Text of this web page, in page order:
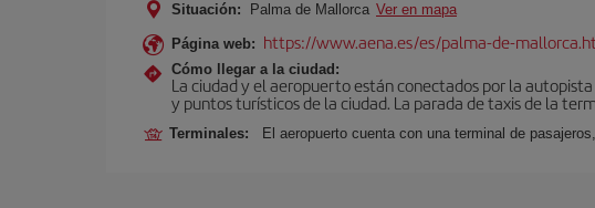
Situación: Palma de Mallorca Ver en mapa
Página web: https://www.aena.es/es/palma-de-
Cómo llegar a la ciudad:
La ciudad y el aeropuerto están conectados por la
y puntos turísticos de la ciudad. La parada de taxis de la
Terminales: El aeropuerto cuenta con una terminal de